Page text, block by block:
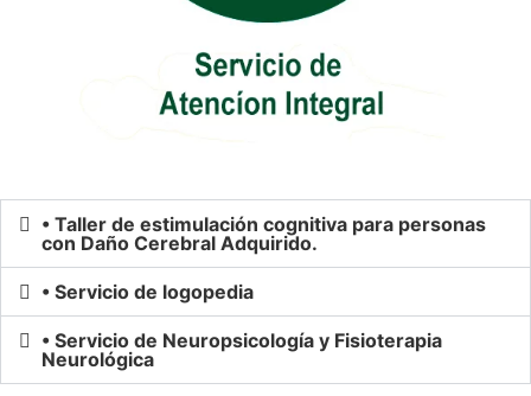
• Taller de estimulación cognitiva para personas
con Daño Cerebral Adquirido.
• Servicio de logopedia
• Servicio de Neuropsicología y Fisioterapia
Neurológica